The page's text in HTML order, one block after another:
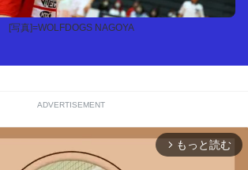
[写真]=WOLFDOGS NAGOYA
ADVERTISEMENT
arrow_forward_ios もっと読む